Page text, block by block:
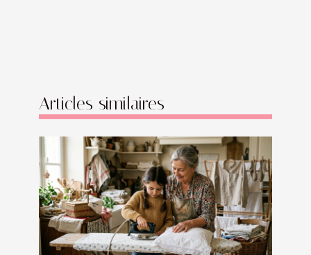
Articles similaires